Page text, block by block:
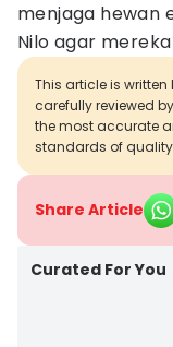
menjaga hewan
Nilo agar
This article is
carefully reviewed
the most accurate
standards of
Share Article
Curated For You